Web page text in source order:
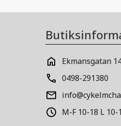
Ekmansgatan
0498-291380
M-F 10-18 L 10-